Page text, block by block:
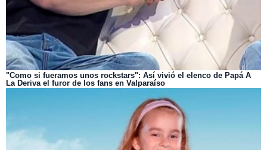
"Como si fueramos unos rockstars": Así vivió el elenco de Papá A
La Deriva el furor de los fans en Valparaíso